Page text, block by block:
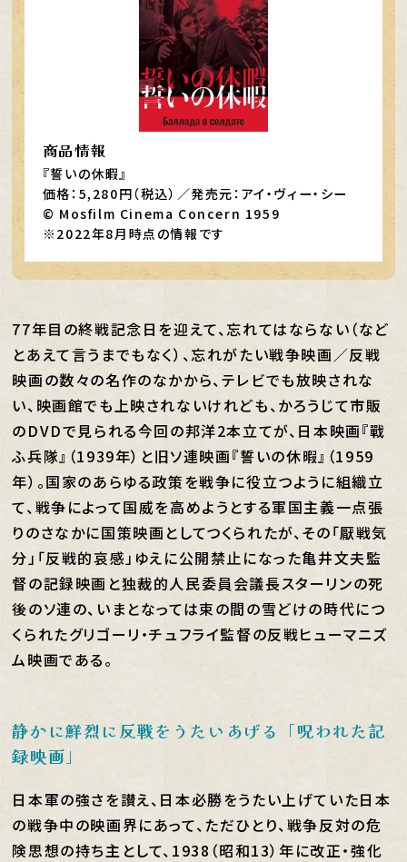
商品情報
『誓いの休暇』
価格：5,280円（税込）／発売元：アイ・ヴィー・シー
© Mosfilm Cinema Concern 1959
※2022年8月時点の情報です
77年目の終戦記念日を迎えて、忘れてはならない（など
とあえて言うまでもなく）、忘れがたい戦争映画／反戦
映画の数々の名作のなかから、テレビでも放映されな
い、映画館でも上映されないけれども、かろうじて市販
のDVDで見られる今回の邦洋2本立てが、日本映画『戰
ふ兵隊』（1939年）と旧ソ連映画『誓いの休暇』（1959
年）。国家のあらゆる政策を戦争に役立つように組織立
て、戦争によって国威を高めようとする軍国主義一点張
りのさなかに国策映画としてつくられたが、その「厭戦気
分」「反戦的哀感」ゆえに公開禁止になった亀井文夫監
督の記録映画と独裁的人民委員会議長スターリンの死
後のソ連の、いまとなっては束の間の雪どけの時代につ
くられたグリゴーリ・チュフライ監督の反戦ヒューマニズ
ム映画である。
静かに鮮烈に反戦をうたいあげる「呪われた記
録映画」
日本軍の強さを讃え、日本必勝をうたい上げていた日本
の戦争中の映画界にあって、ただひとり、戦争反対の危
険思想の持ち主として、1938（昭和13）年に改正・強化